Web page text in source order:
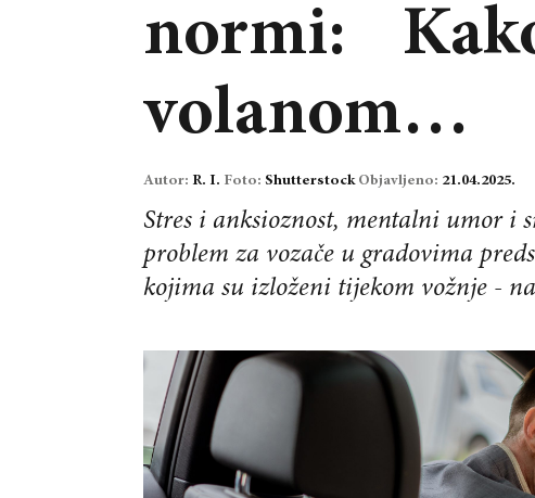
normi:
volanom…
Autor: R. I. Foto: Shutterstock Objavljeno: 21.04.2025.
Stres i anksioznost, mentalni umor i
problem za vozače u gradovima
kojima su izloženi tijekom vožnje -